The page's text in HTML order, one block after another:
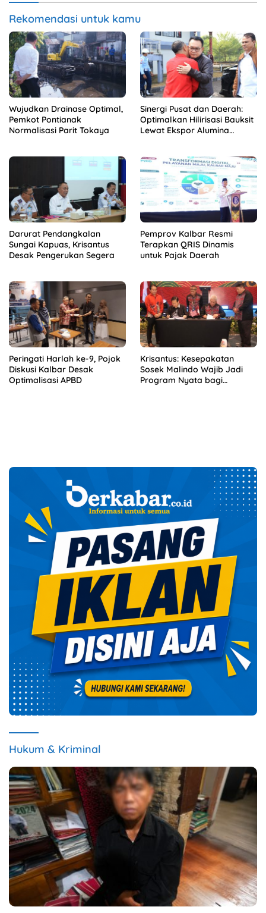
Rekomendasi untuk kamu
Wujudkan Drainase Optimal,
Pemkot Pontianak
Normalisasi Parit Tokaya
Sinergi Pusat dan Daerah:
Optimalkan Hilirisasi Bauksit
Lewat Ekspor Alumina
Darurat Pendangkalan
Sungai Kapuas, Krisantus
Desak Pengerukan Segera
Pemprov Kalbar Resmi
Terapkan QRIS Dinamis
untuk Pajak Daerah
Peringati Harlah ke-9, Pojok
Diskusi Kalbar Desak
Optimalisasi APBD
Krisantus: Kesepakatan
Sosek Malindo Wajib Jadi
Program Nyata bagi
Hukum & Kriminal